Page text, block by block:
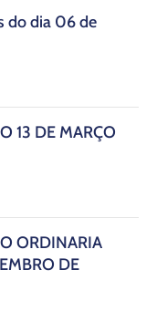
do dia 06 de
13 DE MARÇO
ORDINÁRIA
DE